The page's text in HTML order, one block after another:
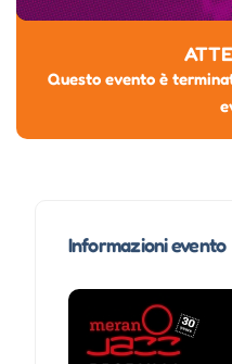
Questo evento è
Informazioni evento